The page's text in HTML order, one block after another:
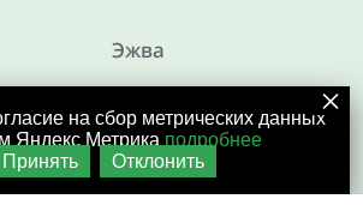
Эжва
+7 (8212) 25-25-75
Работаем 9:00 - 19:00,
на сбор метрических данных
Яндекс Метрика подробнее
Принять
Отклонить